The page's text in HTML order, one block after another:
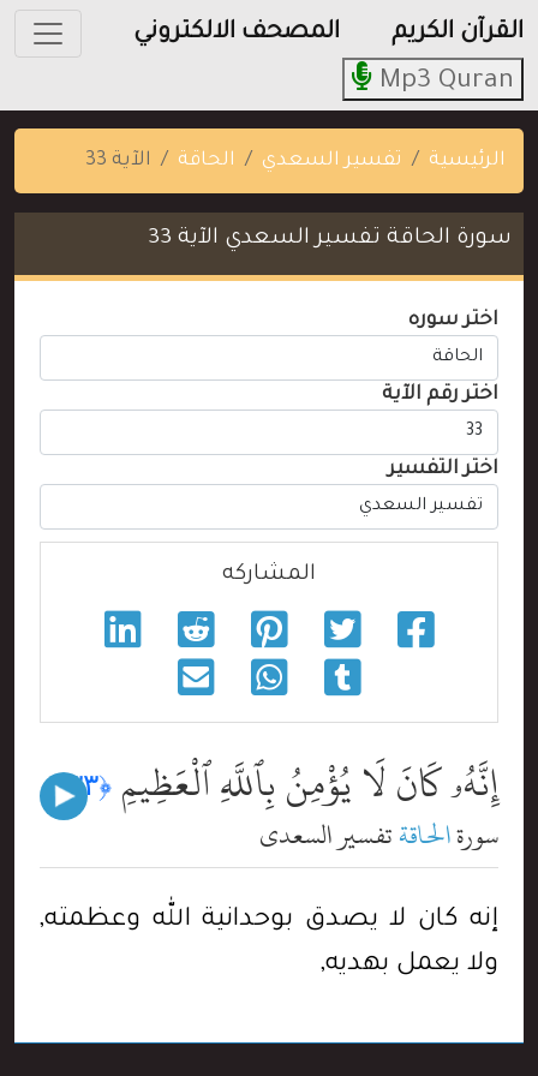
القرآن الكريم المصحف الالكتروني
Mp3 Quran
الرئيسية تفسير السعدي الحاقة الآية 33
سورة الحاقة تفسير السعدي الآية 33
اختر سوره
اختر رقم الآية
اختر التفسير
المشاركه
إِنَّهُۥ كَانَ لَا يُؤْمِنُ بِٱللَّهِ ٱلْعَظِيمِ ﴿٣٣﴾
سورةالحاقةتفسير السعدي
إنه كان لا يصدق بوحدانية الله وعظمته,
ولا يعمل بهديه,